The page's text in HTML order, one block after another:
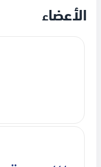
الأعضاء